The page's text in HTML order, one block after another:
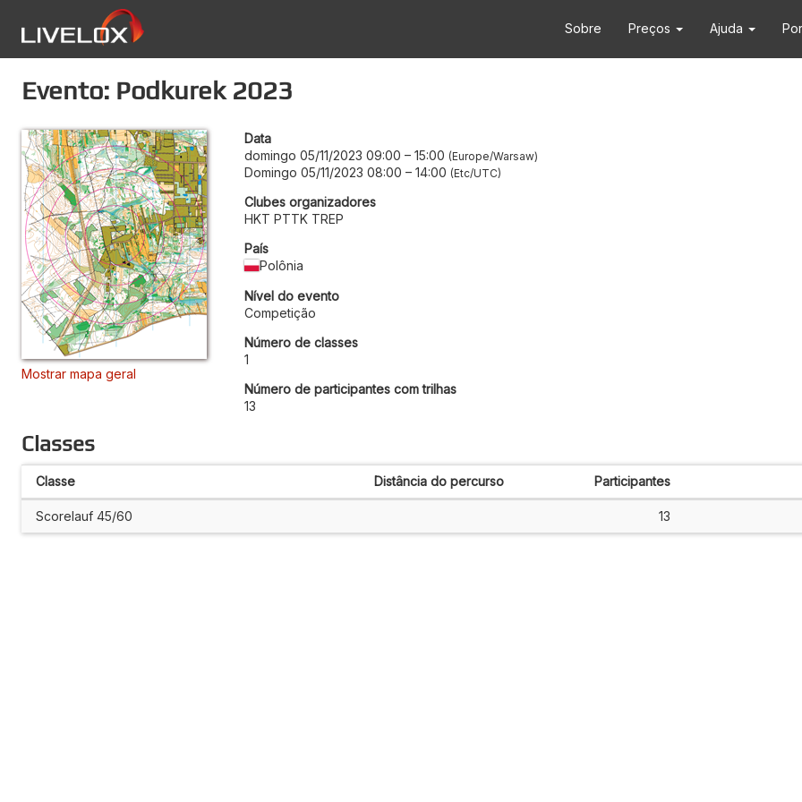
Sobre Preços Ajuda
Evento: Podkurek 2023
Mostrar mapa geral
Data
domingo 05/11/2023 09:00 – 15:00 Europe/Warsaw
Domingo 05/11/2023 08:00 – 14:00 Etc/UTC
Clubes organizadores
HKT PTTK TREP
País
Polônia
Nível do evento
Competição
Número de classes
1
Número de participantes com trilhas
13
Classes
Classe Distância do percurso Participantes
Scorelauf 45/60 13